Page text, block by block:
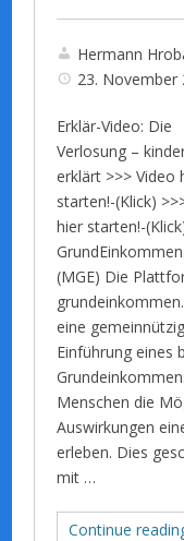
Hermann
23. November
Erklär-Video: Die
Verlosung –
erklärt >>> Video
starten!-(Klick)
hier starten!-
(MGE) Die
eine
Einführung eines
Menschen die
Auswirkungen
erleben. Dies
mit …
Continue